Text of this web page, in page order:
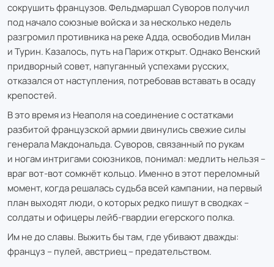
сокрушить французов. Фельдмаршал Суворов получил
под начало союзные войска и за несколько недель
разгромил противника на реке Адда, освободив Милан
и Турин. Казалось, путь на Париж открыт. Однако Венский
придворный совет, напуганный успехами русских,
отказался от наступления, потребовав вставать в осаду
крепостей.
В это время из Неаполя на соединение с остатками
разбитой французской армии двинулись свежие силы
генерала Макдональда. Суворов, связанный по рукам
и ногам интригами союзников, понимал: медлить нельзя –
враг вот-вот сомкнёт кольцо. Именно в этот переломный
момент, когда решалась судьба всей кампании, на первый
план выходят люди, о которых редко пишут в сводках –
солдаты и офицеры лейб-гвардии егерского полка.
Им не до славы. Выжить бы там, где убивают дважды:
француз – пулей, австриец – предательством.